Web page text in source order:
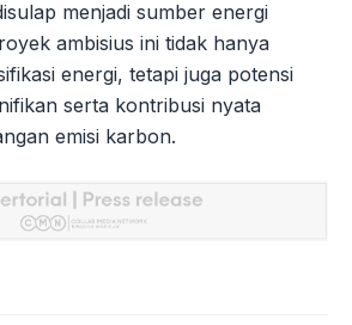
menjadi sumber energi
ambisius ini tidak hanya
energi, tetapi juga potensi
serta kontribusi nyata
emisi karbon.